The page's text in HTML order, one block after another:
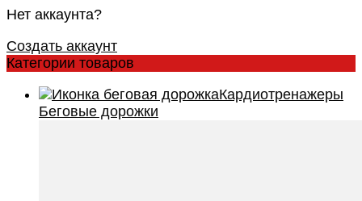
Нет аккаунта?
Создать аккаунт
Категории товаров
Кардиотренажеры
Беговые дорожки